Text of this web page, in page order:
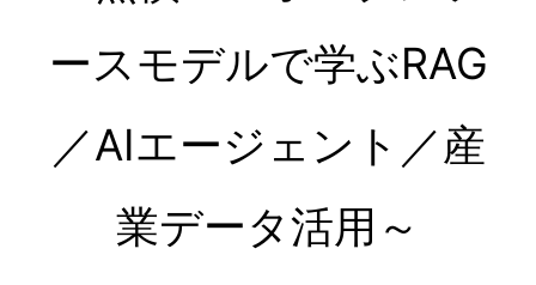
ースモデルで学ぶRAG
／AIエージェント／産
業データ活用～